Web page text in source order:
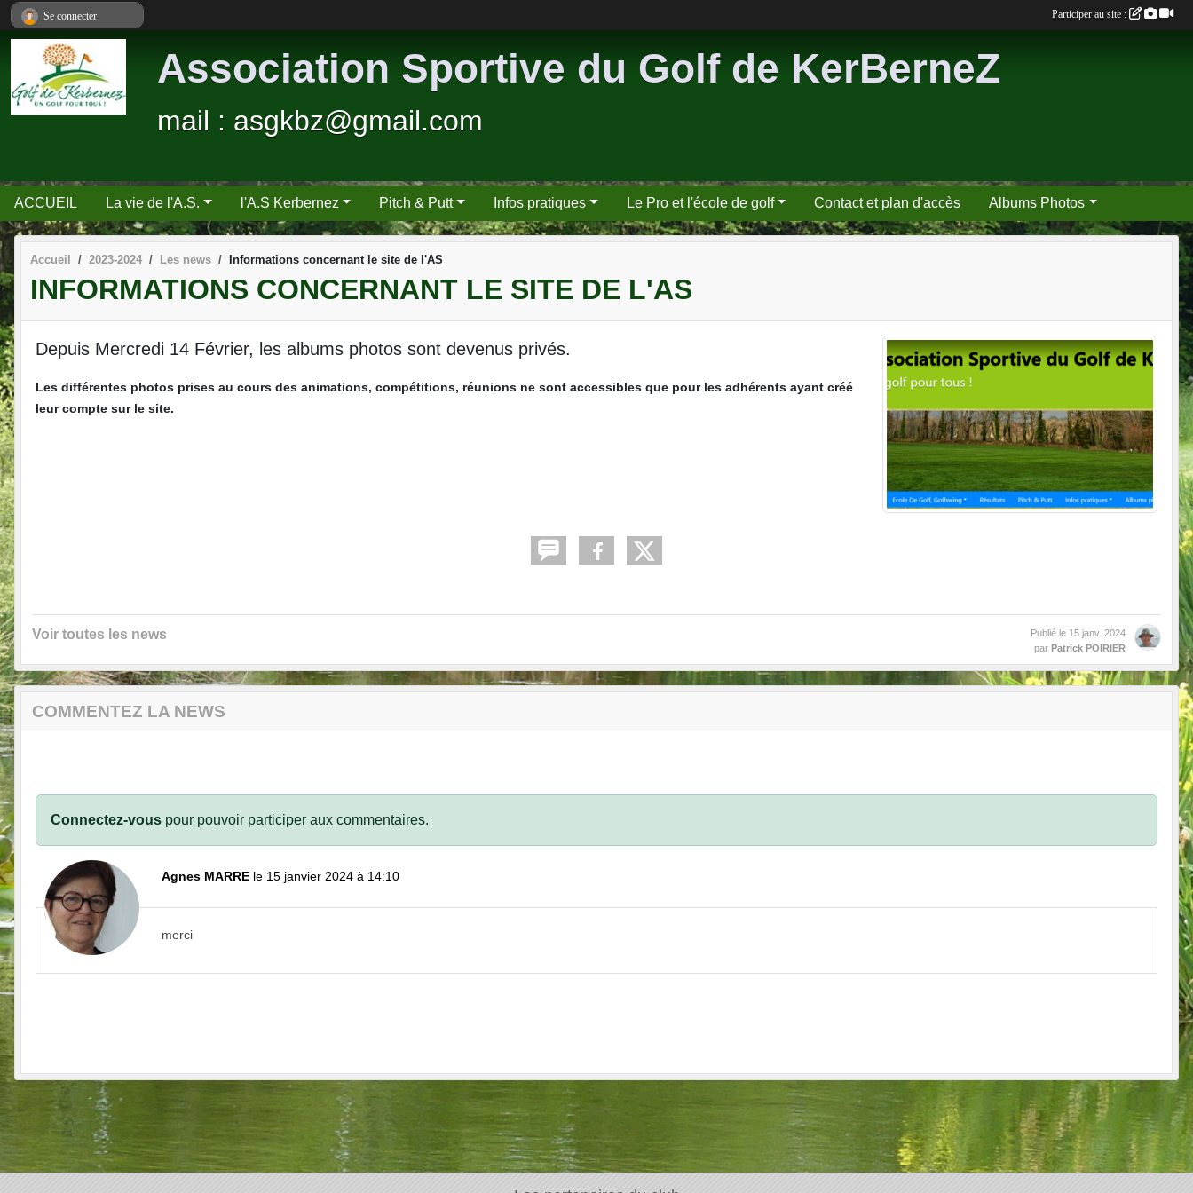
Association Sportive du Golf de KerBerneZ
mail : asgkbz@gmail.com
ACCUEIL La vie de l'A.S. l'A.S Kerbernez Pitch & Putt Infos pratiques Le Pro et l'école de golf Contact et plan d'accès Albums Photos
Accueil 2023-2024 Les news Informations concernant le site de l'AS
INFORMATIONS CONCERNANT LE SITE DE L'AS
Depuis Mercredi 14 Février, les albums photos sont devenus privés.
Les différentes photos prises au cours des animations, compétitions, réunions ne sont accessibles que pour les adhérents ayant créé
leur compte sur le site.
Voir toutes les news Publié le 15 janv. 2024
par Patrick POIRIER
COMMENTEZ LA NEWS
Connectez-vous pour pouvoir participer aux commentaires.
Agnes MARRE le 15 janvier 2024 à 14:10
merci
Se connecter Participer au site :
Panneau de gestion des cookies